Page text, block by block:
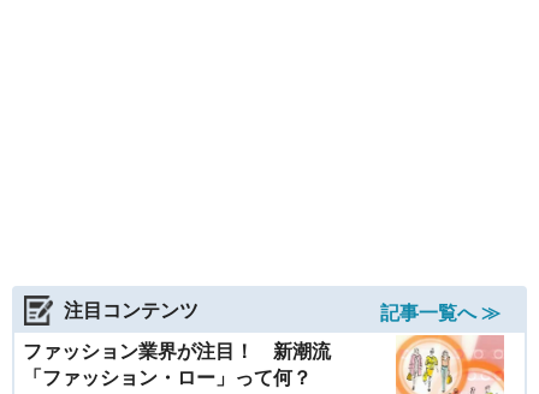
注目コンテンツ
記事一覧へ ≫
ファッション業界が注目！ 新潮流
「ファッション・ロー」って何？